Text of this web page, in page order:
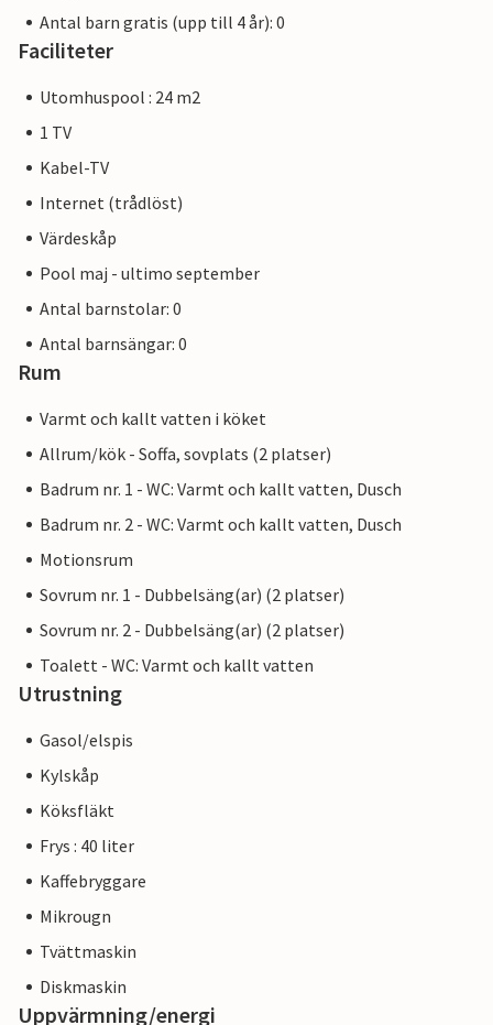
Antal barn gratis (upp till 4 år): 0
Faciliteter
Utomhuspool : 24 m2
1 TV
Kabel-TV
Internet (trådlöst)
Värdeskåp
Pool maj - ultimo september
Antal barnstolar: 0
Antal barnsängar: 0
Rum
Varmt och kallt vatten i köket
Allrum/kök - Soffa, sovplats (2 platser)
Badrum nr. 1 - WC: Varmt och kallt vatten, Dusch
Badrum nr. 2 - WC: Varmt och kallt vatten, Dusch
Motionsrum
Sovrum nr. 1 - Dubbelsäng(ar) (2 platser)
Sovrum nr. 2 - Dubbelsäng(ar) (2 platser)
Toalett - WC: Varmt och kallt vatten
Utrustning
Gasol/elspis
Kylskåp
Köksfläkt
Frys : 40 liter
Kaffebryggare
Mikrougn
Tvättmaskin
Diskmaskin
Uppvärmning/energi